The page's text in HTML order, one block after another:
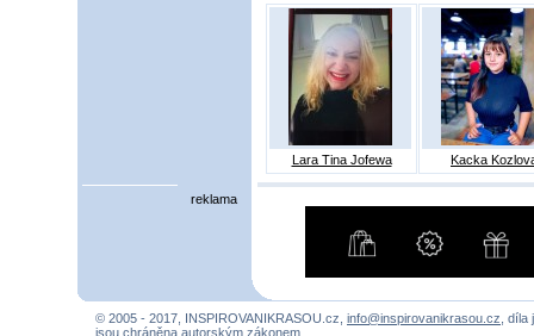
Lara Tina Jofewa Kacka
reklama
© 2005 - 2017, INSPIROVANIKRASOU.cz, info@inspirovanikrasou.cz ,
jsou chráněna autorským zákonem.